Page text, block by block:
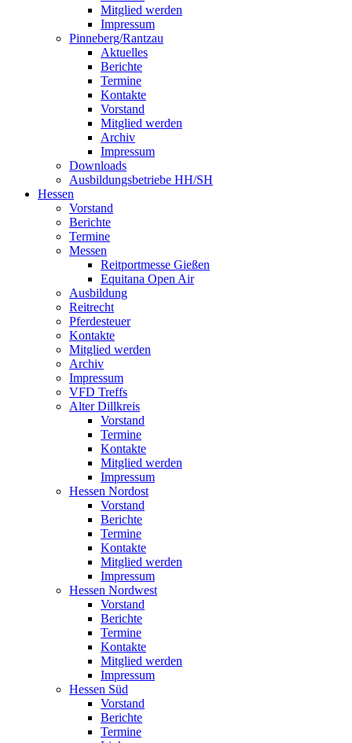
Mitglied werden
Impressum
Pinneberg/Rantzau
Aktuelles
Berichte
Termine
Kontakte
Vorstand
Mitglied werden
Archiv
Impressum
Downloads
Ausbildungsbetriebe HH/SH
Hessen
Vorstand
Berichte
Termine
Messen
Reitportmesse Gießen
Equitana Open Air
Ausbildung
Reitrecht
Pferdesteuer
Kontakte
Mitglied werden
Archiv
Impressum
VFD Treffs
Alter Dillkreis
Vorstand
Termine
Kontakte
Mitglied werden
Impressum
Hessen Nordost
Vorstand
Berichte
Termine
Kontakte
Mitglied werden
Impressum
Hessen Nordwest
Vorstand
Berichte
Termine
Kontakte
Mitglied werden
Impressum
Hessen Süd
Vorstand
Berichte
Termine